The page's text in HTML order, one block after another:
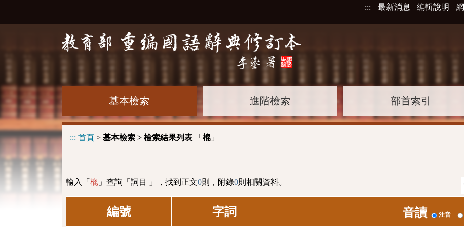
::: 最新消息 編輯說明
基本檢索 進階檢索 部首索引
::: 首頁 > 基本檢索 > 檢索結果列表 「 㮰 」
輸入「 㮰 」查詢「詞目 」，找到正文0則，附錄0則相關資料。
編號 字詞 音讀 注音